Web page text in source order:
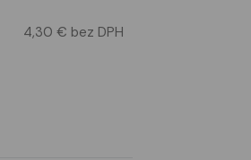
4,30 € bez DPH